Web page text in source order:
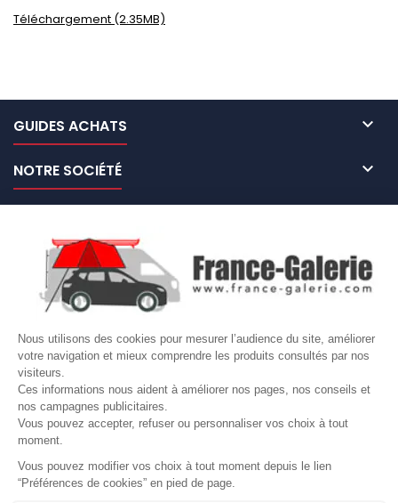
Nous utilisons des cookies pour mesurer l’audience du site, améliorer
votre navigation et mieux comprendre les produits consultés par nos
visiteurs.
Ces informations nous aident à améliorer nos pages, nos conseils et
nos campagnes publicitaires.
Vous pouvez accepter, refuser ou personnaliser vos choix à tout
moment.
Vous pouvez modifier vos choix à tout moment depuis le lien
“Préférences de cookies” en pied de page.
Gérer mes cookies
Téléchargement (2.35MB)
GUIDES ACHATS 
NOTRE SOCIÉTÉ 
VOTRE COMPTE 
Site protégé par reCAPTCHA.
LETTRE D'INFORMATIONS